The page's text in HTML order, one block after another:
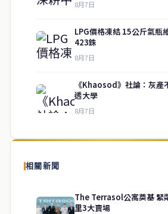
8月7日
LPG價格凍結 15公斤氣瓶
423銖
8月7日
《Khaosod》社論：灰產
透大學
8月7日
相關新聞
The Terrasol公寓奠基 緊
里3大賣場